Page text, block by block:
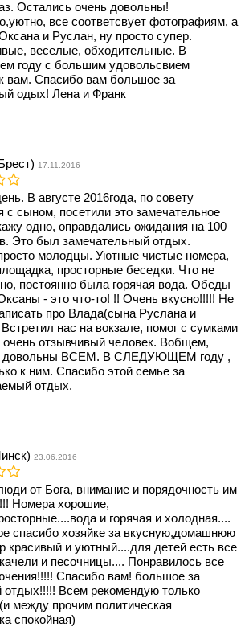
Остались очень довольны!
все соответсвует фотографиям, а
и Руслан, ну просто супер.
веселые, обходительные. В
году с большим удовольсвием
вам. Спасибо вам большое за
одых! Лена и Франк
17.11.2016
В августе 2016года, по совету
с сыном, посетили это замечательное
одно, оправдались ожидания на 100
Это был замечательный отдых.
молодцы. Уютные чистые номера,
просторные беседки. Что не
постоянно была горячая вода. Обеды
- это что-то! !! Очень вкусно!!!!! Не
про Влада(сына Руслана и
нас на вокзале, помог с сумками
отзывчивый человек. Вобщем,
довольны ВСЕМ. В СЛЕДУЮЩЕМ году ,
к ним. Спасибо этой семье за
отдых.
23.06.2016
от Бога, внимание и порядочность им
Номера хорошие,
и горячая и холодная....
спасибо хозяйке за вкусную,домашнюю
красивый и уютный....для детей есть все
качели и песочницы.... Понравилось все
Спасибо вам! большое за
отдых!!!!! Всем рекомендую только
между прочим политическая
спокойная)